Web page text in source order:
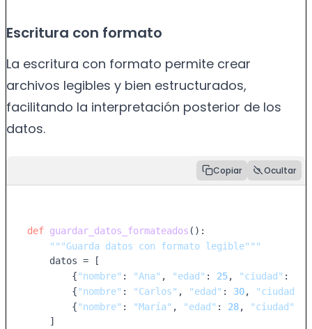
Escritura con formato
La escritura con formato permite crear
archivos legibles y bien estructurados,
facilitando la interpretación posterior de los
datos.
Copiar Ocultar
def guardar_datos_formateados ():
"""Guarda datos con formato legible"""
    datos = [
        {
"nombre" : "Ana" , "edad" : 25, "ciudad" :
        {
"nombre" : "Carlos" , "edad" : 30, "ciudad"
        {
"nombre" : "María" , "edad" : 28, "ciudad"
    ]